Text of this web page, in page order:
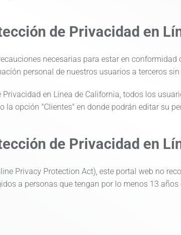
de Privacidad en
necesarias para estar en
personal de nuestros usuarios a terceros
en Línea de California, todos los
opción "Clientes" en donde podrán editar su
de Privacidad en
Privacy Protection Act), este portal web no
a personas que tengan por lo menos 13 años